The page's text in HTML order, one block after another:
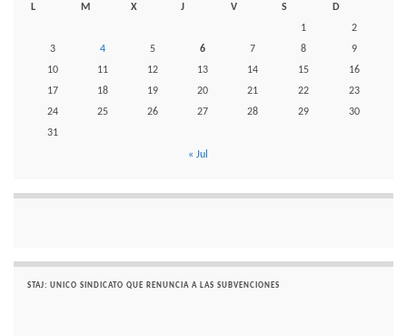
L M X J V S
D
1
2
3
4 5 6 7 8
9
10
11 12 13 14 15
16
17
18 19 20 21 22
23
24
25 26 27 28 29
30
31
« Jul
STAJ: UNICO SINDICATO QUE RENUNCIA A LAS SUBVENCIONES